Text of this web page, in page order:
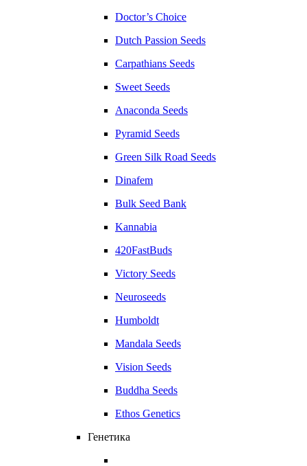
Doctor’s Choice
Dutch Passion Seeds
Carpathians Seeds
Sweet Seeds
Anaconda Seeds
Pyramid Seeds
Green Silk Road Seeds
Dinafem
Bulk Seed Bank
Kannabia
420FastBuds
Victory Seeds
Neuroseeds
Humboldt
Mandala Seeds
Vision Seeds
Buddha Seeds
Ethos Genetics
Генетика